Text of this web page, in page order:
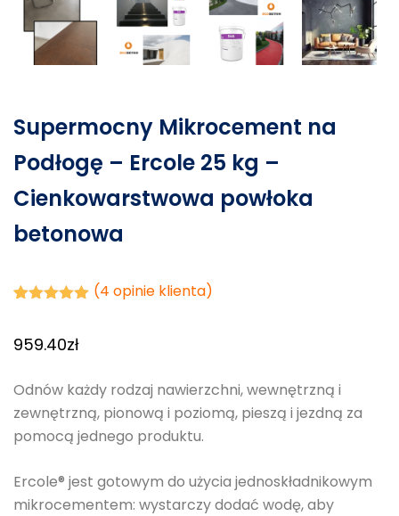
Supermocny Mikrocement na
Podłogę – Ercole 25 kg –
Cienkowarstwowa powłoka
betonowa
na
klientów
(4 opinie klienta)
959.40zł
Odnów każdy rodzaj nawierzchni, wewnętrzną i
zewnętrzną, pionową i poziomą, pieszą i jezdną za
pomocą jednego produktu.
Ercole® jest gotowym do użycia jednoskładnikowym
mikrocementem: wystarczy dodać wodę, aby